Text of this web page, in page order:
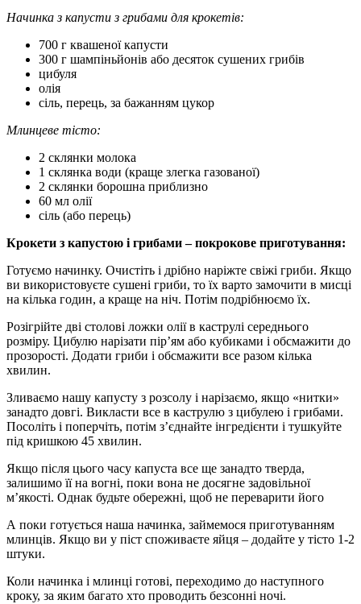
Начинка з капусти з грибами для крокетів:
700 г квашеної капусти
300 г шампіньйонів або десяток сушених грибів
цибуля
олія
сіль, перець, за бажанням цукор
Млинцеве тісто:
2 склянки молока
1 склянка води (краще злегка газованої)
2 склянки борошна приблизно
60 мл олії
сіль (або перець)
Крокети з капустою і грибами – покрокове приготування:
Готуємо начинку. Очистіть і дрібно наріжте свіжі гриби. Якщо
ви використовуєте сушені гриби, то їх варто замочити в мисці
на кілька годин, а краще на ніч. Потім подрібнюємо їх.
Розігрійте дві столові ложки олії в каструлі середнього
розміру. Цибулю нарізати пір’ям або кубиками і обсмажити до
прозорості. Додати гриби і обсмажити все разом кілька
хвилин.
Зливаємо нашу капусту з розсолу і нарізаємо, якщо «нитки»
занадто довгі. Викласти все в каструлю з цибулею і грибами.
Посоліть і поперчіть, потім з’єднайте інгредієнти і тушкуйте
під кришкою 45 хвилин.
Якщо після цього часу капуста все ще занадто тверда,
залишимо її на вогні, поки вона не досягне задовільної
м’якості. Однак будьте обережні, щоб не переварити його
А поки готується наша начинка, займемося приготуванням
млинців. Якщо ви у піст споживаєте яйця – додайте у тісто 1-2
штуки.
Коли начинка і млинці готові, переходимо до наступного
кроку, за яким багато хто проводить безсонні ночі.